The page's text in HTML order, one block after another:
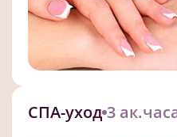
СПА-уход 3